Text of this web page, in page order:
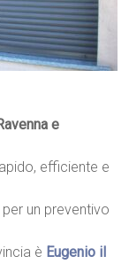
e
efficiente e
per un preventivo
è Eugenio il